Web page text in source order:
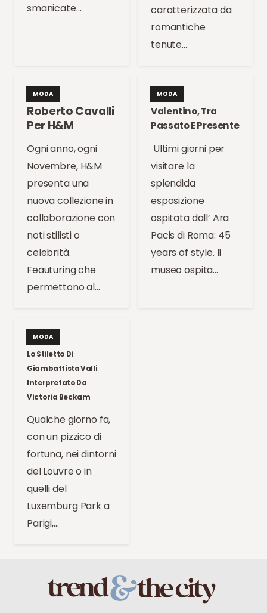
smanicate…
caratterizzata da
romantiche
tenute…
MODA
Roberto Cavalli
Per H&M
Ogni anno, ogni
Novembre, H&M
presenta una
nuova collezione in
collaborazione con
noti stilisti o
celebrità.
Feauturing che
permettono al…
MODA
Valentino, Tra
Passato E Presente
Ultimi giorni per
visitare la
splendida
esposizione
ospitata dall’ Ara
Pacis di Roma: 45
years of style. Il
museo ospita…
MODA
Lo Stiletto Di
Giambattista Valli
Interpretato Da
Victoria Beckam
Qualche giorno fa,
con un pizzico di
fortuna, nei dintorni
del Louvre o in
quelli del
Luxemburg Park a
Parigi,…